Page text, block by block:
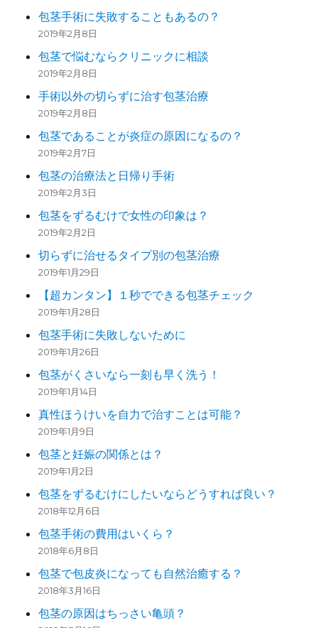
包茎手術に失敗することもあるの？
2019年2月8日
包茎で悩むならクリニックに相談
2019年2月8日
手術以外の切らずに治す包茎治療
2019年2月8日
包茎であることが炎症の原因になるの？
2019年2月7日
包茎の治療法と日帰り手術
2019年2月3日
包茎をずるむけで女性の印象は？
2019年2月2日
切らずに治せるタイプ別の包茎治療
2019年1月29日
【超カンタン】１秒でできる包茎チェック
2019年1月28日
包茎手術に失敗しないために
2019年1月26日
包茎がくさいなら一刻も早く洗う！
2019年1月14日
真性ほうけいを自力で治すことは可能？
2019年1月9日
包茎と妊娠の関係とは？
2019年1月2日
包茎をずるむけにしたいならどうすれば良い？
2018年12月6日
包茎手術の費用はいくら？
2018年6月8日
包茎で包皮炎になっても自然治癒する？
2018年3月16日
包茎の原因はちっさい亀頭？